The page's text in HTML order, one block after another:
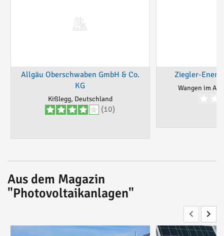
Allgäu Oberschwaben GmbH & Co.
KG
Kißlegg, Deutschland
(10)
Ziegler-
Wangen im
Aus dem Magazin
"Photovoltaikanlagen"